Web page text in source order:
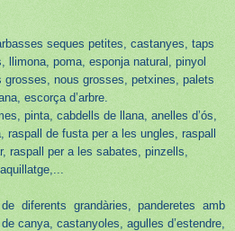
seques petites, castanyes, taps
llimona, poma, esponja natural, pinyol
grosses, nous grosses, petxines, palets
escorça d’arbre.
pinta, cabdells de llana, anelles d’ós,
raspall de fusta per a les ungles, raspall
raspall per a les sabates, pinzells,
diferents grandàries, panderetes amb
canya, castanyoles, agulles d’estendre,